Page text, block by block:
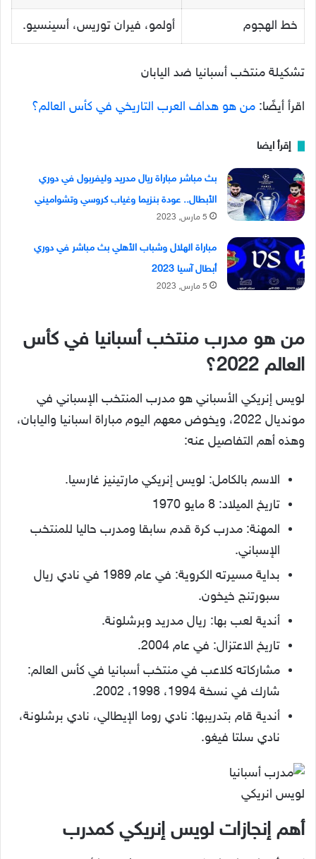
خط الهجوم أولمو، فيران توريس، أسينسيو.
تشكيلة منتخب أسبانيا ضد اليابان
اقرأ أيضًا: من هو هداف العرب التاريخي في كأس العالم؟
إقرأ ايضا
بث مباشر مباراة ريال مدريد وليفربول في دوري
الأبطال.. عودة بنزيما وغياب كروسي وتشواميني
5 مارس, 2023
مباراة الهلال وشباب الأهلي بث مباشر في دوري
أبطال آسيا 2023
5 مارس, 2023
من هو مدرب منتخب أسبانيا في كأس
العالم 2022؟
لويس إنريكي الأسباني هو مدرب المنتخب الإسباني في
مونديال 2022، ويخوض معهم اليوم مباراة اسبانيا واليابان،
وهذه أهم التفاصيل عنه:
الاسم بالكامل: لويس إنريكي مارتينيز غارسيا.
تاريخ الميلاد: 8 مايو 1970
المهنة: مدرب كرة قدم سابقا ومدرب حاليا للمنتخب
الإسباني.
بداية مسيرته الكروية: في عام 1989 في نادي ريال
سبورتنج خيخون.
أندية لعب بها: ريال مدريد وبرشلونة.
تاريخ الاعتزال: في عام 2004.
مشاركاته كلاعب في منتخب أسبانيا في كأس العالم:
شارك في نسخة 1994، 1998، 2002.
أندية قام بتدريبها: نادي روما الإيطالي، نادي برشلونة،
نادي سلتا فيغو.
لويس انريكي
أهم إنجازات لويس إنريكي كمدرب